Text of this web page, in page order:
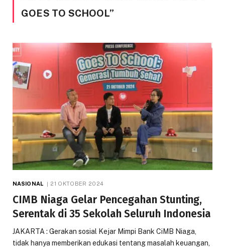
GOES TO SCHOOL”
NASIONAL 21 OKTOBER 2024
CIMB Niaga Gelar Pencegahan Stunting,
Serentak di 35 Sekolah Seluruh Indonesia
JAKARTA : Gerakan sosial Kejar Mimpi Bank CiMB Niaga,
tidak hanya memberikan edukasi tentang masalah keuangan,